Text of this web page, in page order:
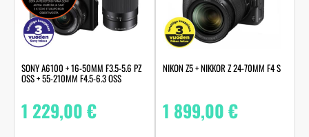
SONY A6100 + 16-50MM F3.5-5.6 PZ
OSS + 55-210MM F4.5-6.3 OSS
1 229,00€
NIKON Z5 + NIKKOR Z 24-70MM F4 S
1 899,00€